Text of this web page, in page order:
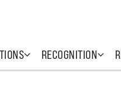
RECOGNITION